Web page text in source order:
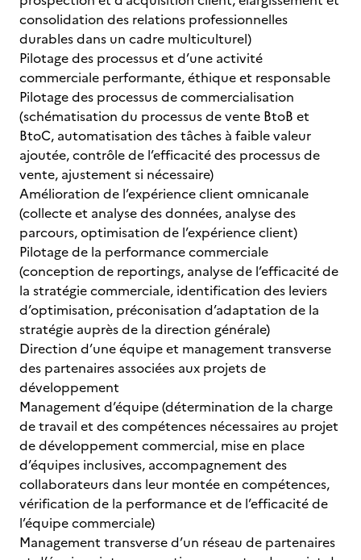
consolidation des relations professionnelles
durables dans un cadre multiculturel)
Pilotage des processus et d’une activité
commerciale performante, éthique et responsable
Pilotage des processus de commercialisation
(schématisation du processus de vente BtoB et
BtoC, automatisation des tâches à faible valeur
ajoutée, contrôle de l’efficacité des processus de
vente, ajustement si nécessaire)
Amélioration de l’expérience client omnicanale
(collecte et analyse des données, analyse des
parcours, optimisation de l’expérience client)
Pilotage de la performance commerciale
(conception de reportings, analyse de l’efficacité de
la stratégie commerciale, identification des leviers
d’optimisation, préconisation d’adaptation de la
stratégie auprès de la direction générale)
Direction d’une équipe et management transverse
des partenaires associées aux projets de
développement
Management d’équipe (détermination de la charge
de travail et des compétences nécessaires au projet
de développement commercial, mise en place
d’équipes inclusives, accompagnement des
collaborateurs dans leur montée en compétences,
vérification de la performance et de l’efficacité de
l’équipe commerciale)
Management transverse d’un réseau de partenaires